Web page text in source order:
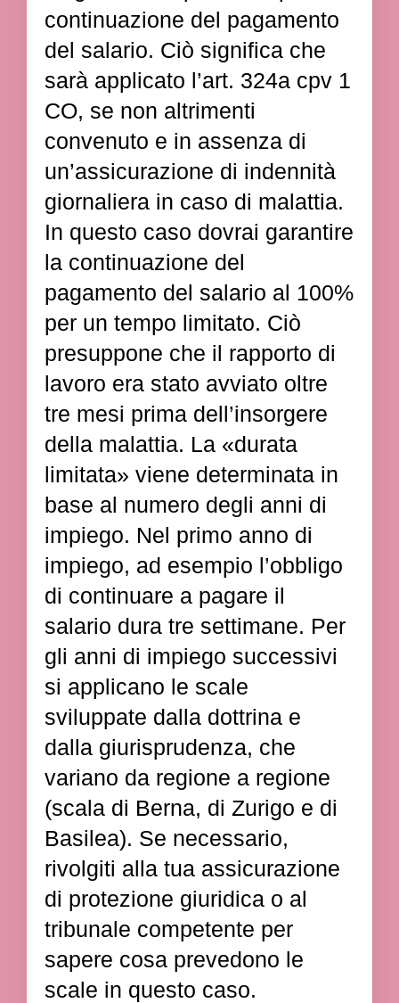
continuazione del pagamento
del salario. Ciò significa che
sarà applicato l’art. 324a cpv 1
CO, se non altrimenti
convenuto e in assenza di
un’assicurazione di indennità
giornaliera in caso di malattia.
In questo caso dovrai garantire
la continuazione del
pagamento del salario al 100%
per un tempo limitato. Ciò
presuppone che il rapporto di
lavoro era stato avviato oltre
tre mesi prima dell’insorgere
della malattia. La «durata
limitata» viene determinata in
base al numero degli anni di
impiego. Nel primo anno di
impiego, ad esempio l’obbligo
di continuare a pagare il
salario dura tre settimane. Per
gli anni di impiego successivi
si applicano le scale
sviluppate dalla dottrina e
dalla giurisprudenza, che
variano da regione a regione
(scala di Berna, di Zurigo e di
Basilea). Se necessario,
rivolgiti alla tua assicurazione
di protezione giuridica o al
tribunale competente per
sapere cosa prevedono le
scale in questo caso.